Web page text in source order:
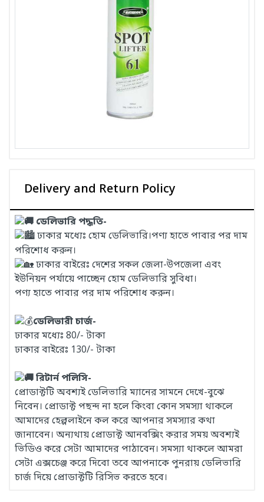
Delivery and Return Policy
ডেলিভারি পদ্ধতি-
ঢাকার মধ্যেঃ হোম ডেলিভারি।পণ্য হাতে পাবার পর দাম
পরিশোধ করুন।
ঢাকার বাইরেঃ দেশের সকল জেলা-উপজেলা এবং
ইউনিয়ন পর্যায়ে পাচ্ছেন হোম ডেলিভারি সুবিধা।
পণ্য হাতে পাবার পর দাম পরিশোধ করুন।
ডেলিভারী চার্জ-
ঢাকার মধ্যেঃ 80/- টাকা
ঢাকার বাইরেঃ 130/- টাকা
রিটার্ন পলিসি-
প্রোডাক্টটি অবশ্যই ডেলিভারি ম্যানের সামনে দেখে-বুঝে
নিবেন। প্রোডাক্ট পছন্দ না হলে কিংবা কোন সমস্যা থাকলে
আমাদের হেল্পলাইনে কল করে আপনার সমস্যার কথা
জানাবেন। অন্যথায় প্রোডাক্ট আনবক্সিং করার সময় অবশ্যই
ভিডিও করে সেটা আমাদের পাঠাবেন। সমস্যা থাকলে আমরা
সেটা এক্সচেঞ্জ করে দিবো তবে আপনাকে পুনরায় ডেলিভারি
চার্জ দিয়ে প্রোডাক্টটি রিসিভ করতে হবে।